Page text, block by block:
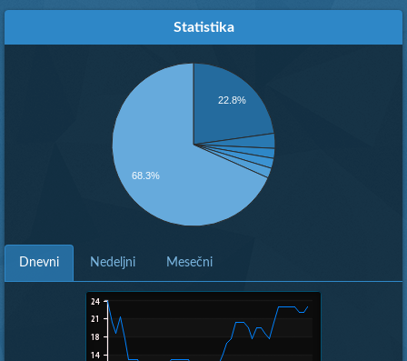
Statistika
22.8%
68.3%
Dnevni Nedeljni Mesečni